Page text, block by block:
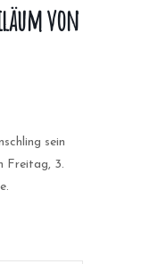
von
sein
Freitag, 3.